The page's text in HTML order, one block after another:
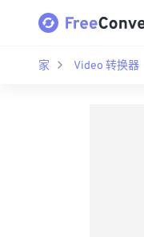
家 Video 转换器